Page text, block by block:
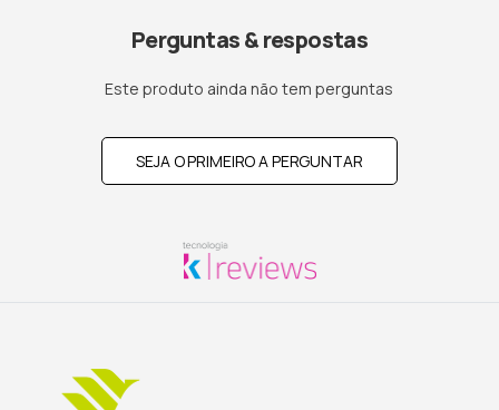
Perguntas & respostas
Este produto ainda não tem perguntas
SEJA O PRIMEIRO A PERGUNTAR